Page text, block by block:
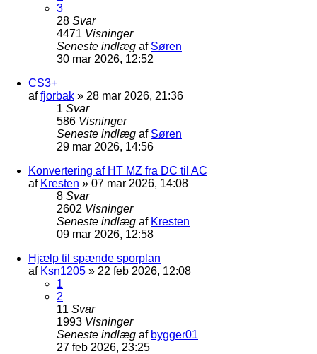
3
28 Svar
4471 Visninger
Seneste indlæg af Søren
30 mar 2026, 12:52
CS3+
affjorbak » 28 mar 2026, 21:36
1 Svar
586 Visninger
Seneste indlæg af Søren
29 mar 2026, 14:56
Konvertering af HT MZ fra DC til AC
af Kresten » 07 mar 2026, 14:08
8 Svar
2602 Visninger
Seneste indlæg af Kresten
09 mar 2026, 12:58
Hjælp til spænde sporplan
af Ksn1205 » 22 feb 2026, 12:08
1
2
11 Svar
1993 Visninger
Seneste indlæg af bygger01
27 feb 2026, 23:25